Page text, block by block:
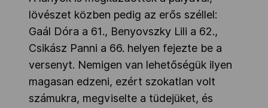
lövészet közben pedig az erős széllel:
Gaál Dóra a 61., Benyovszky Lili a 62.,
Csikász Panni a 66. helyen fejezte be a
versenyt. Nemigen van lehetőségük ilyen
magasan edzeni, ezért szokatlan volt
számukra, megviselte a tüdejüket, és